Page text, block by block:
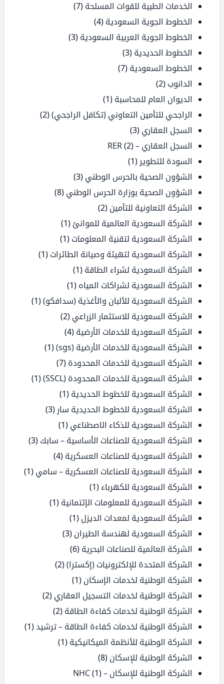
الخدمات الطبية للقوات المسلحة (7)
الخطوط الجوية السعودية (4)
الخطوط الجوية العربية السعودية (3)
الخطوط الحديدية (3)
الخطوط السعودية (7)
الدانوب (2)
الديوان العام للمحاسبة (1)
الراجحي للتأمين التعاوني (تكافل الراجحي)(2)
السجل العقاري (3)
السجل العقاري – RER(2)
السودة للتطوير (1)
الشؤون الصحية بالحرس الوطني (3)
الشؤون الصحية بوزارة الحرس الوطني (8)
الشركة التعاونية للتأمين (2)
الشركة السعودية العالمية للموانئ (1)
الشركة السعودية لتقنية المعلومات (1)
الشركة السعودية لتهيئة وصيانة الطائرات (1)
الشركة السعودية لشراء الطاقة (1)
الشركة السعودية لشراكات المياه (1)
الشركة السعودية للألبان والأغذية (سدافكو)(1)
الشركة السعودية للاستثمار الزراعي (2)
الشركة السعودية للخدمات الأرضية (4)
الشركة السعودية للخدمات الأرضية (sgs)
(1)
الشركة السعودية للخدمات المحدودة (7)
الشركة السعودية للخدمات المحدودة (SSCL)
(1)
الشركة السعودية للخطوط الحديدية (1)
الشركة السعودية للخطوط الحديدية سار (3)
الشركة السعودية للذكاء الاصطناعي (1)
الشركة السعودية للصناعات الأساسية – سابك (3)
الشركة السعودية للصناعات العسكرية (4)
الشركة السعودية للصناعات العسكرية – سامي (1)
الشركة السعودية للكهرباء (1)
الشركة السعودية للمعلومات الإئتمانية (1)
الشركة السعودية لمعدات الديزل (1)
الشركة السعودية لهندسة الطيران (3)
الشركة العالمية للصناعات البحرية (6)
الشركة المتحدة للإلكترونيات (إكسترا)(2)
الشركة الوطنية لخدمات الإسكان (1)
الشركة الوطنية لخدمات التسجيل العقاري (2)
الشركة الوطنية لخدمات كفاءة الطاقة (2)
الشركة الوطنية لخدمات كفاءة الطاقة – ترشيد(1)
الشركة الوطنية للأنظمة الميكانيكية (1)
الشركة الوطنية للإسكان (8)
الشركة الوطنية للإسكان – NHC(1)